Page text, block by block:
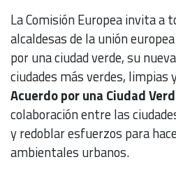
La Comisión Europea invita a
alcaldesas de la unión
por una ciudad verde, su
ciudades más verdes, limpias
Acuerdo por una Ciudad
colaboración entre las
y redoblar esfuerzos para
ambientales urbanos.